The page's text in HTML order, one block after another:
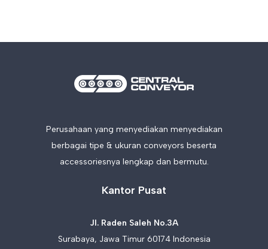
Perusahaan yang menyediakan menyediakan
berbagai tipe & ukuran conveyors beserta
accessoriesnya lengkap dan bermutu.
Kantor Pusat
Jl. Raden Saleh No.3A
Surabaya, Jawa Timur 60174 Indonesia